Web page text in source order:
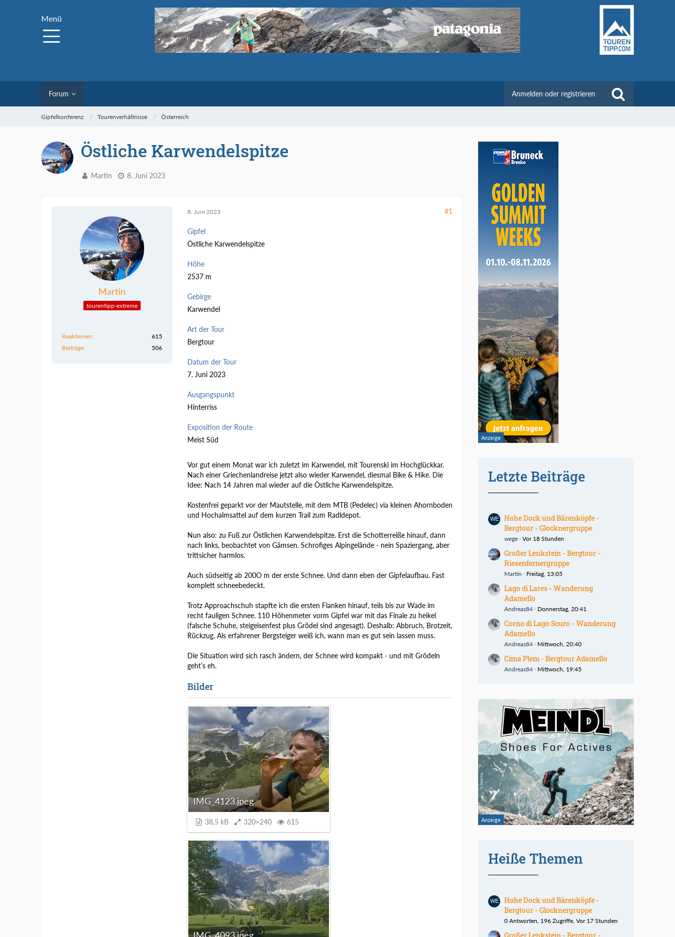
Menü
Forum Anmelden oder registrieren
Gipfelkonferenz Tourenverhältnisse Österreich
Östliche Karwendelspitze
Martin 8. Juni 2023
Martin
tourentipp-extreme
Reaktionen
615
Beiträge
506
8. Juni 2023 #1
Gipfel
Östliche Karwendelspitze
Höhe
2537 m
Gebirge
Karwendel
Art der Tour
Bergtour
Datum der Tour
7. Juni 2023
Ausgangspunkt
Hinterriss
Exposition der Route
Meist Süd
Vor gut einem Monat war ich zuletzt im Karwendel, mit Tourenski im Hochglückkar.
Nach einer Griechenlandreise jetzt also wieder Karwendel, diesmal Bike & Hike. Die
Idee: Nach 14 Jahren mal wieder auf die Östliche Karwendelspitze.
Kostenfrei geparkt vor der Mautstelle, mit dem MTB (Pedelec) via kleinen Ahornboden
und Hochalmsattel auf dem kurzen Trail zum Radldepot.
Nun also: zu Fuß zur Östlichen Karwendelspitze. Erst die Schotterreiße hinauf, dann
nach links, beobachtet von Gämsen. Schrofiges Alpingelände - nein Spaziergang, aber
trittsicher harmlos.
Auch südseitig ab 200O m der erste Schnee. Und dann eben der Gipfelaufbau. Fast
komplett schneebedeckt.
Trotz Approachschuh stapfte ich die ersten Flanken hinauf, teils bis zur Wade im
recht fauligen Schnee. 110 Höhenmeter vorm Gipfel war mit das Finale zu heikel
(falsche Schuhe, steigeisenfest plus Grödel sind angesagt). Deshalb: Abbruch, Brotzeit,
Rückzug. Als erfahrener Bergsteiger weiß ich, wann man es gut sein lassen muss.
Die Situation wird sich rasch ändern, der Schnee wird kompakt - und mit Grödeln
geht’s eh.
Bilder
IMG_4123.jpeg
38,5 kB 320×240 615
Letzte Beiträge
Hohe Dock und Bärenköpfe -
Bergtour - Glocknergruppe
wege Vor 18 Stunden
Großer Lenkstein - Bergtour -
Riesenfernergruppe
Martin Freitag, 13:05
Lago di Lares - Wanderung
Adamello
Andreas84 Donnerstag, 20:41
Corno di Lago Scuro - Wanderung
Adamello
Andreas84 Mittwoch, 20:40
Cima Plem - Bergtour Adamello
Andreas84 Mittwoch, 19:45
Heiße Themen
Hohe Dock und Bärenköpfe -
Bergtour - Glocknergruppe
0 Antworten, 196 Zugriffe, Vor 17 Stunden